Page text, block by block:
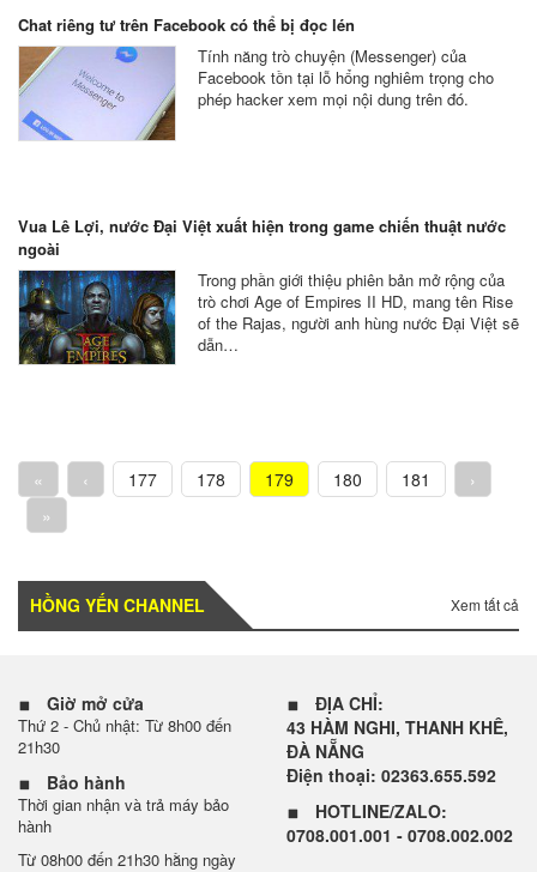
Chat riêng tư trên Facebook có thể bị đọc lén
Tính năng trò chuyện (Messenger) của
Facebook tồn tại lỗ hổng nghiêm trọng cho
phép hacker xem mọi nội dung trên đó.
Vua Lê Lợi, nước Đại Việt xuất hiện trong game chiến thuật nước
ngoài
Trong phần giới thiệu phiên bản mở rộng của
trò chơi Age of Empires II HD, mang tên Rise
of the Rajas, người anh hùng nước Đại Việt sẽ
dẫn…
« ‹ 177 178 179 180 181
›
»
HỒNG YẾN CHANNEL Xem tất cả
Giờ mở cửa
Thứ 2 - Chủ nhật: Từ 8h00 đến
21h30
Bảo hành
Thời gian nhận và trả máy bảo
hành
Từ 08h00 đến 21h30 hằng ngày
ĐỊA CHỈ:
43 HÀM NGHI, THANH KHÊ,
ĐÀ NẴNG
Điện thoại: 02363.655.592
HOTLINE/ZALO:
0708.001.001 - 0708.002.002